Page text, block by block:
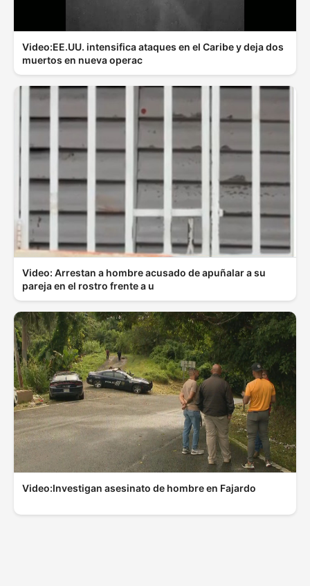
Video:EE.UU. intensifica ataques en el Caribe y deja dos
muertos en nueva operac
Video: Arrestan a hombre acusado de apuñalar a su
pareja en el rostro frente a u
Video:Investigan asesinato de hombre en Fajardo